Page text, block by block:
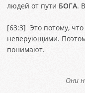
людей от пути БОГА.
[63:3] Это потому,
неверующими.
понимают.
Они